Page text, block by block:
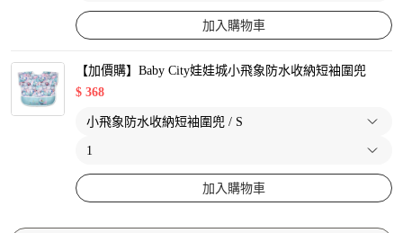
加入購物車
【加價購】Baby City娃娃城小飛象防水收納短袖圍兜
$ 368
加入購物車